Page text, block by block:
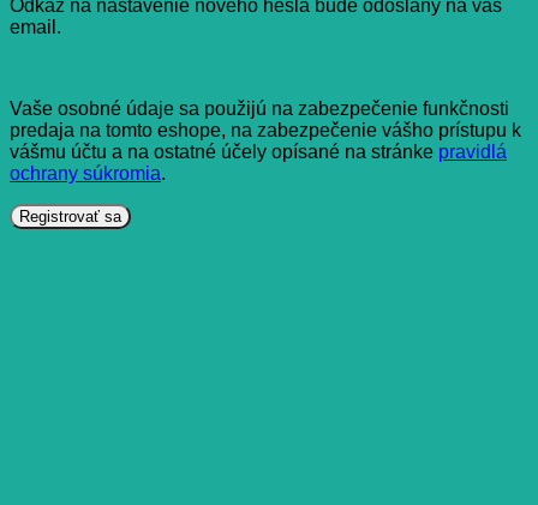
Odkaz na nastavenie nového hesla bude odoslaný na váš
email.
Vaše osobné údaje sa použijú na zabezpečenie funkčnosti
predaja na tomto eshope, na zabezpečenie vášho prístupu k
vášmu účtu a na ostatné účely opísané na stránke pravidlá
ochrany súkromia.
Registrovať sa